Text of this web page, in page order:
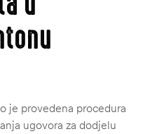
je provedena procedura
ugovora za dodjelu